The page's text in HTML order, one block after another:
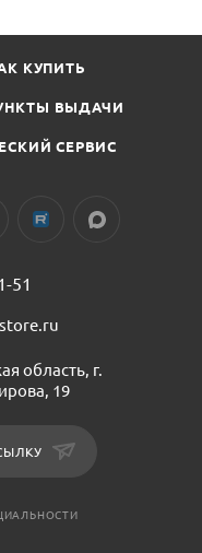
КУПИТЬ
ВЫДАЧИ
СЕРВИС
51
область, г.
19